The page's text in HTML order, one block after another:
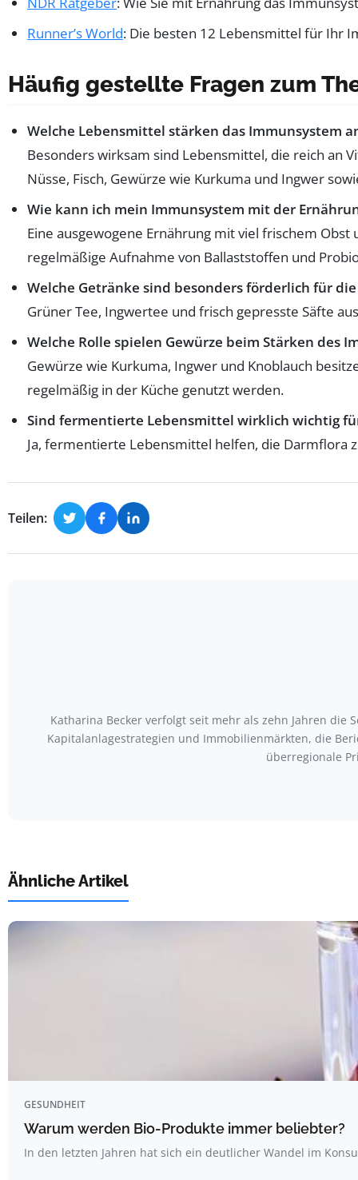
Runner’s World: Die besten 12 Lebensmittel für Ihr
Häufig gestellte Fragen zum
Welche Lebensmittel stärken das Immunsystem
Besonders wirksam sind Lebensmittel, die reich an
Nüsse, Fisch, Gewürze wie Kurkuma und Ingwer
Wie kann ich mein Immunsystem mit der
Eine ausgewogene Ernährung mit viel frischem
regelmäßige Aufnahme von Ballaststoffen und
Welche Getränke sind besonders förderlich für
Grüner Tee, Ingwertee und frisch gepresste Säfte
Welche Rolle spielen Gewürze beim Stärken des
Gewürze wie Kurkuma, Ingwer und Knoblauch
regelmäßig in der Küche genutzt werden.
Sind fermentierte Lebensmittel wirklich wichtig
Ja, fermentierte Lebensmittel helfen, die Darmflora
Teilen:
Katharina Becker verfolgt seit mehr als zehn Jahren
Kapitalanlagestrategien und Immobilienmärkten, die
überregionale
Ähnliche Artikel
GESUNDHEIT
Warum werden Bio-Produkte immer beliebter?
In den letzten Jahren hat sich ein deutlicher Wandel im